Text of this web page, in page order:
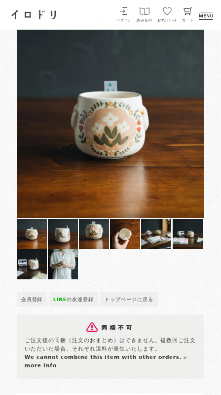
イロドリ
ログイン 読みもの お気にいり カート
会員登録 LINEの友達登録 トップページに戻る
ご注文後の同梱（注文のおまとめ）はできません。複数回ご注文
いただいた場合、それぞれ送料が発生いたします。
We cannot combine this item with other orders. >
more info